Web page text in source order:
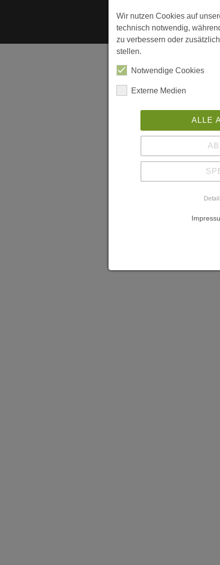
Wir nutzen Cookies auf
technisch notwendig,
zu verbessern oder
stellen.
Notwendige Cookies
Externe Medien
ALLE